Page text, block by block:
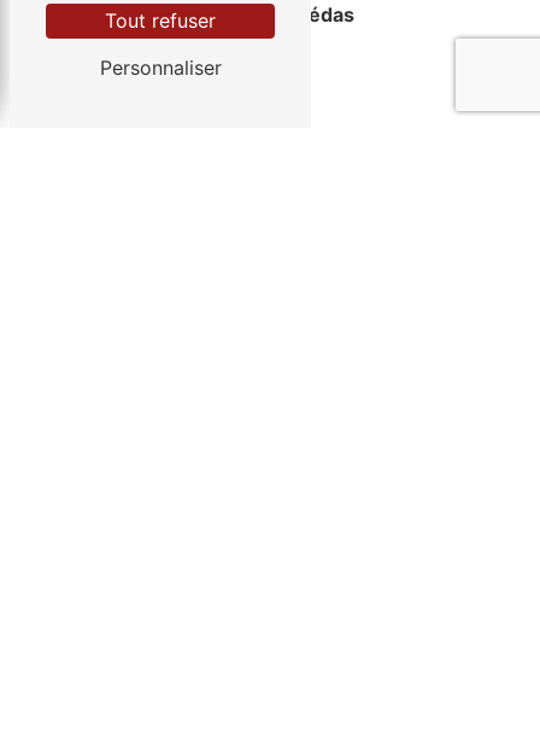
Saint-Jean-de-Védas
Tout refuser
Personnaliser